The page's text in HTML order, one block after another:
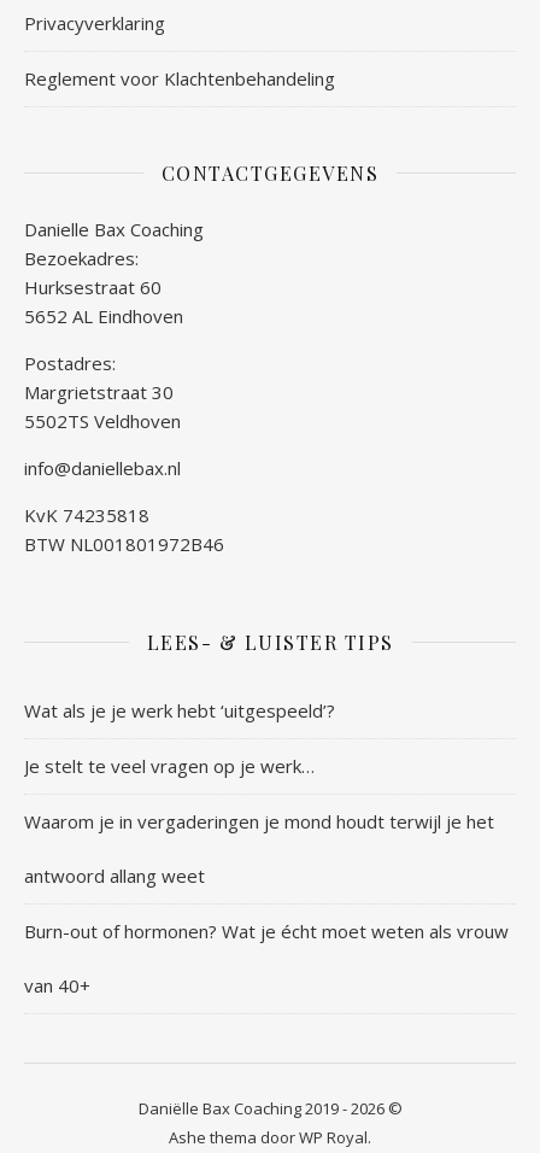
Privacyverklaring
Reglement voor Klachtenbehandeling
CONTACTGEGEVENS
Danielle Bax Coaching
Bezoekadres:
Hurksestraat 60
5652 AL Eindhoven
Postadres:
Margrietstraat 30
5502TS Veldhoven
info@daniellebax.nl
KvK 74235818
BTW NL001801972B46
LEES- & LUISTER TIPS
Wat als je je werk hebt ‘uitgespeeld’?
Je stelt te veel vragen op je werk…
Waarom je in vergaderingen je mond houdt terwijl je het
antwoord allang weet
Burn-out of hormonen? Wat je écht moet weten als vrouw
van 40+
Daniëlle Bax Coaching 2019 - 2026 ©
Ashe thema doorWP Royal.